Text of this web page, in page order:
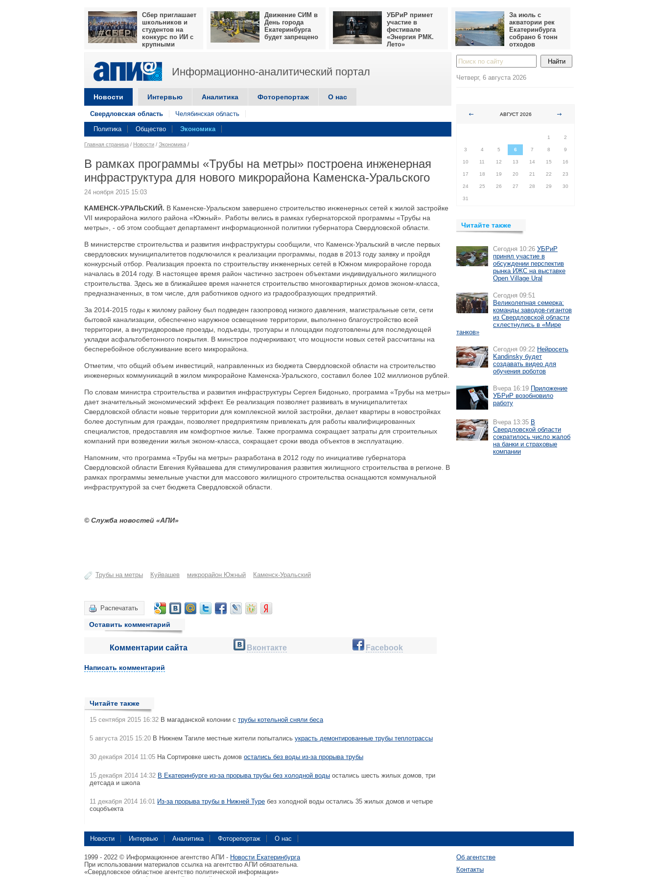
Сбер приглашает
школьников и
студентов на
конкурс по ИИ с
крупными
Движение СИМ в
День города
Екатеринбурга
будет запрещено
УБРиР примет
участие в
фестивале
«Энергия РМК.
Лето»
За июль с
акватории рек
Екатеринбурга
собрано 6 тонн
отходов
Информационно-аналитический портал
Новости Интервью Аналитика Фоторепортаж О нас
Свердловская область Челябинская область
Политика Общество Экономика
Главная страница / Новости / Экономика /
В рамках программы «Трубы на метры» построена инженерная
инфраструктура для нового микрорайона Каменска-Уральского
24 ноября 2015 15:03
КАМЕНСК-УРАЛЬСКИЙ. В Каменске-Уральском завершено строительство инженерных сетей к жилой застройке
VII микрорайона жилого района «Южный». Работы велись в рамках губернаторской программы «Трубы на
метры», - об этом сообщает департамент информационной политики губернатора Свердловской области.
В министерстве строительства и развития инфраструктуры сообщили, что Каменск-Уральский в числе первых
свердловских муниципалитетов подключился к реализации программы, подав в 2013 году заявку и пройдя
конкурсный отбор. Реализация проекта по строительству инженерных сетей в Южном микрорайоне города
началась в 2014 году. В настоящее время район частично застроен объектами индивидуального жилищного
строительства. Здесь же в ближайшее время начнется строительство многоквартирных домов эконом-класса,
предназначенных, в том числе, для работников одного из градообразующих предприятий.
За 2014-2015 годы к жилому району был подведен газопровод низкого давления, магистральные сети, сети
бытовой канализации, обеспечено наружное освещение территории, выполнено благоустройство всей
территории, а внутридворовые проезды, подъезды, тротуары и площадки подготовлены для последующей
укладки асфальтобетонного покрытия. В минстрое подчеркивают, что мощности новых сетей рассчитаны на
бесперебойное обслуживание всего микрорайона.
Отметим, что общий объем инвестиций, направленных из бюджета Свердловской области на строительство
инженерных коммуникаций в жилом микрорайоне Каменска-Уральского, составил более 102 миллионов рублей.
По словам министра строительства и развития инфраструктуры Сергея Бидонько, программа «Трубы на метры»
дает значительный экономический эффект. Ее реализация позволяет развивать в муниципалитетах
Свердловской области новые территории для комплексной жилой застройки, делает квартиры в новостройках
более доступным для граждан, позволяет предприятиям привлекать для работы квалифицированных
специалистов, предоставляя им комфортное жилье. Также программа сокращает затраты для строительных
компаний при возведении жилья эконом-класса, сокращает сроки ввода объектов в эксплуатацию.
Напомним, что программа «Трубы на метры» разработана в 2012 году по инициативе губернатора
Свердловской области Евгения Куйвашева для стимулирования развития жилищного строительства в регионе. В
рамках программы земельные участки для массового жилищного строительства оснащаются коммунальной
инфраструктурой за счет бюджета Свердловской области.
© Служба новостей «АПИ»
Трубы на метры Куйвашев микрорайон Южный Каменск-Уральский
Распечатать
Оставить комментарий
Комментарии сайта Вконтакте Facebook
Написать комментарий
Читайте также
15 сентября 2015 16:32 В магаданской колонии с трубы котельной сняли беса
5 августа 2015 15:20 В Нижнем Тагиле местные жители попытались украсть демонтированные трубы теплотрассы
30 декабря 2014 11:05 На Сортировке шесть домов остались без воды из-за прорыва трубы
15 декабря 2014 14:32 В Екатеринбурге из-за прорыва трубы без холодной воды остались шесть жилых домов, три
детсада и школа
11 декабря 2014 16:01 Из-за прорыва трубы в Нижней Туре без холодной воды остались 35 жилых домов и четыре
соцобъекта
Четверг, 6 августа 2026
АВГУСТ 2026
1
2
3 4 5 6 7 8 9
10 11 12 13 14 15 16
17 18 19 20 21 22 23
24 25 26 27 28 29 30
31
Читайте также
Сегодня 10:26 УБРиР
принял участие в
обсуждении перспектив
рынка ИЖС на выставке
Open Village Ural
Сегодня 09:51
Великолепная семерка:
команды заводов-гигантов
из Свердловской области
схлестнулись в «Мире
танков»
Сегодня 09:22 Нейросеть
Kandinsky будет
создавать видео для
обучения роботов
Вчера 16:19 Приложение
УБРиР возобновило
работу
Вчера 13:35 В
Свердловской области
сократилось число жалоб
на банки и страховые
компании
Новости Интервью Аналитика Фоторепортаж О нас
1999 - 2022 © Информационное агентство АПИ - Новости Екатеринбурга
При использовании материалов ссылка на агентство АПИ обязательна.
«Свердловское областное агентство политической информации»
Об агентстве
Контакты